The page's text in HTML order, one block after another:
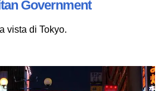
Government
vista di Tokyo.